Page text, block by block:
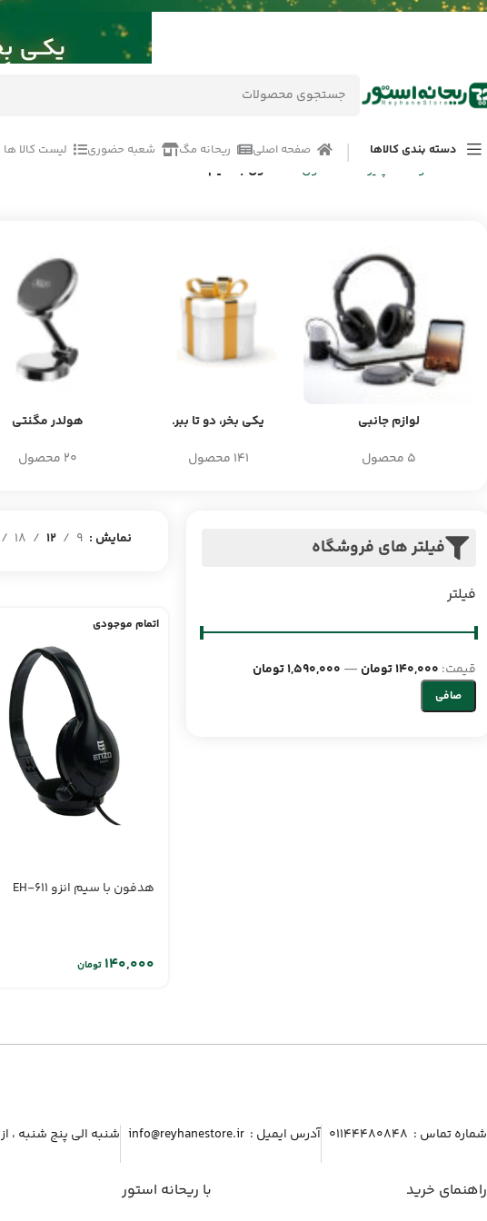
دسته بندی کالاها صفحه اصلی ریحانه مگ شعبه حضوری لیست کالا ها
محصولات پلیرها هدفون هدفون با سیم
لوازم جانبی
5 محصول
یکی بخر، دو تا ببر.
141 محصول
هولدر مگنتی
20 محصول
فیلتر های فروشگاه
فیلتر
صافی
قيمت: 140,000 تومان — 1,590,000 تومان
نمایش 9
12
18
اتمام موجودی
هدفون با سیم انزو EH-611
تومان
شماره تماس :‌ ۰۱۱۴۴۴۸۰۸۴۸ آدرس ایمیل :‌ info@reyhanestore.ir شنبه الی پنج شنبه ، از ۹ صبح الی ۱۷ عصر پاسخگوی شما هستیم.
راهنمای خرید با ریحانه استور